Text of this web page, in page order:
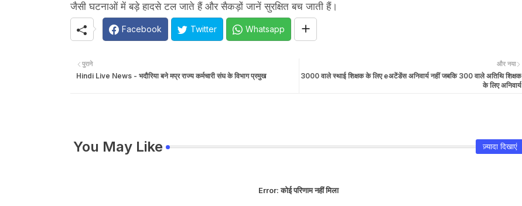
जैसी घटनाओं में बड़े हादसे टल जाते हैं और सैकड़ों जानें सुरक्षित बच जाती हैं।
Facebook Twitter Whatsapp
और नया
3000 वाले स्थाई शिक्षक के लिए eअटेंडेंस अनिवार्य नहीं जबकि 300 वाले अतिथि शिक्षक
के लिए अनिवार्य
पुराने
Hindi Live News - भदौरिया बने मप्र राज्य कर्मचारी संघ के विभाग प्रमुख
You May Like ज़्यादा दिखाएं
Error:कोई परिणाम नहीं मिला